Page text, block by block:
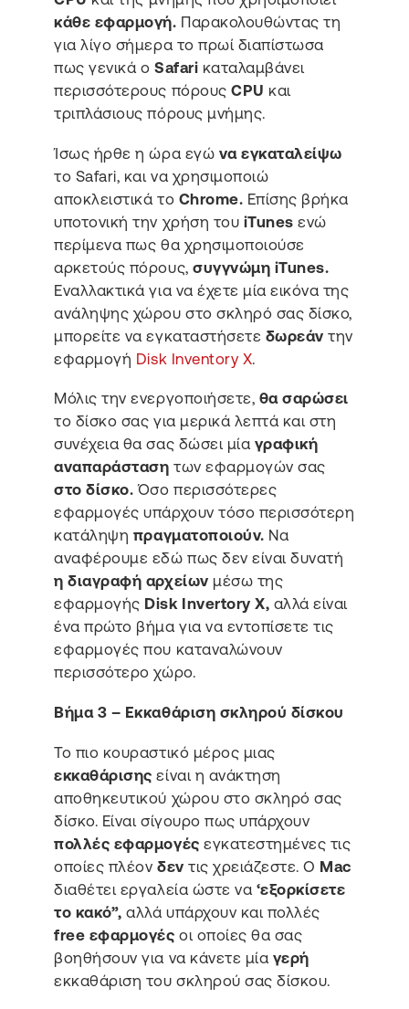
κάθε εφαρμογή. Παρακολουθώντας τη
για λίγο σήμερα το πρωί διαπίστωσα
πως γενικά ο Safari καταλαμβάνει
περισσότερους πόρουςCPU και
τριπλάσιους πόρους μνήμης.
Ίσως ήρθε η ώρα εγώ να εγκαταλείψω
το Safari, και να χρησιμοποιώ
αποκλειστικά το Chrome. Επίσης βρήκα
υποτονική την χρήση του iTunes ενώ
περίμενα πως θα χρησιμοποιούσε
αρκετούς πόρους,συγγνώμη iTunes.
Εναλλακτικά για να έχετε μία εικόνα της
ανάληψης χώρου στο σκληρό σας δίσκο,
μπορείτε να εγκαταστήσετε δωρεάν την
εφαρμογή Disk Inventory X.
Μόλις την ενεργοποιήσετε, θα σαρώσει
το δίσκο σας για μερικά λεπτά και στη
συνέχεια θα σας δώσει μία γραφική
αναπαράσταση των εφαρμογών σας
στο δίσκο. Όσο περισσότερες
εφαρμογές υπάρχουν τόσο περισσότερη
κατάληψη πραγματοποιούν. Να
αναφέρουμε εδώ πως δεν είναι δυνατή
η διαγραφή αρχείων μέσω της
εφαρμογής Disk Invertory X, αλλά είναι
ένα πρώτο βήμα για να εντοπίσετε τις
εφαρμογές που καταναλώνουν
περισσότερο χώρο.
Βήμα 3 – Εκκαθάριση σκληρού δίσκου
Το πιο κουραστικό μέρος μιας
εκκαθάρισης είναι η ανάκτηση
αποθηκευτικού χώρου στο σκληρό σας
δίσκο. Είναι σίγουρο πως υπάρχουν
πολλές εφαρμογές εγκατεστημένες τις
οποίες πλέον δεντις χρειάζεστε. Ο Mac
διαθέτει εργαλεία ώστε να ‘εξορκίσετε
το κακό”,αλλά υπάρχουν και πολλές
free εφαρμογές οι οποίες θα σας
βοηθήσουν για να κάνετε μία γερή
εκκαθάριση του σκληρού σας δίσκου.